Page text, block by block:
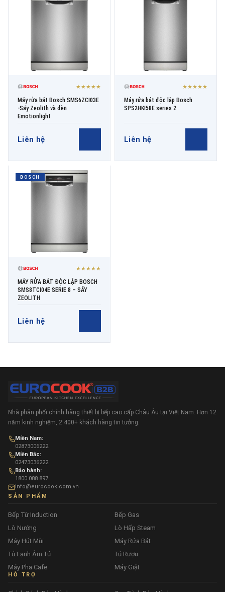
★★★★★
Máy rửa bát Bosch SMS6ZCI03E
-Sấy Zeolith và đèn
Emotionlight
Liên hệ
★★★★★
Máy rửa bát độc lập Bosch
SPS2HKI58E series 2
Liên hệ
BOSCH
★★★★★
MÁY RỬA BÁT ĐỘC LẬP BOSCH
SMS8TCI04E SERIE 8 – SẤY
ZEOLITH
Liên hệ
Nhà phân phối chính hãng thiết bị bếp cao cấp Châu Âu tại Việt Nam. Hơn 12
năm kinh nghiệm, 2.400+ khách hàng tin tưởng.
Miền Nam:
02873006222
Miền Bắc:
02473036222
Bảo hành:
1800 088 897
info@eurocook.com.vn
SẢN PHẨM
Bếp Từ Induction
Bếp Gas
Lò Nướng
Lò Hấp Steam
Máy Hút Mùi
Máy Rửa Bát
Tủ Lạnh Âm Tủ
Tủ Rượu
Máy Pha Cafe
Máy Giặt
HỖ TRỢ